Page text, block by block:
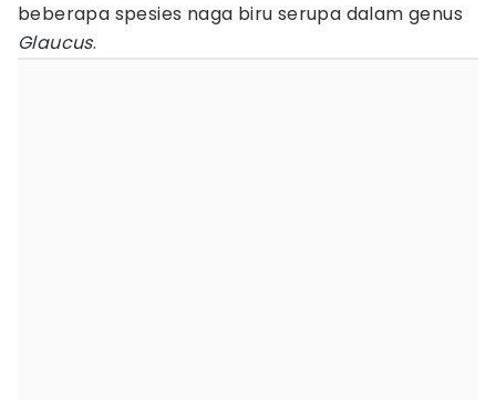
beberapa spesies naga biru serupa dalam genus
Glaucus.